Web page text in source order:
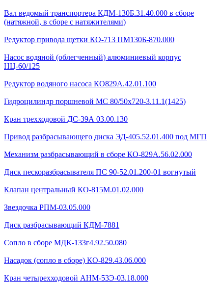
Вал ведомый транспортера КДМ-130Б.31.40.000 в сборе
(натяжной, в сборе с натяжителями)
Редуктор привода щетки КО-713 ПМ130Б-870.000
Насос водяной (облегченный) алюминиевый корпус
НЦ-60/125
Редуктор водяного насоса КО829А.42.01.100
Гидроцилиндр поршневой МС 80/50х720-3.11.1(1425)
Кран трехходовой ДС-39А 03.00.130
Привод разбрасывающего диска ЭД-405.52.01.400 под МГП
Механизм разбрасывающий в сборе КО-829А.56.02.000
Диск пескоразбрасывателя ПС 90-52.01.200-01 вогнутый
Клапан центральный КО-815М.01.02.000
Звездочка РПМ-03.05.000
Диск разбрасывающий КДМ-7881
Сопло в сборе МДК-133г4.92.50.080
Насадок (сопло в сборе) КО-829.43.06.000
Кран четырехходовой AHМ-53Э-03.18.000